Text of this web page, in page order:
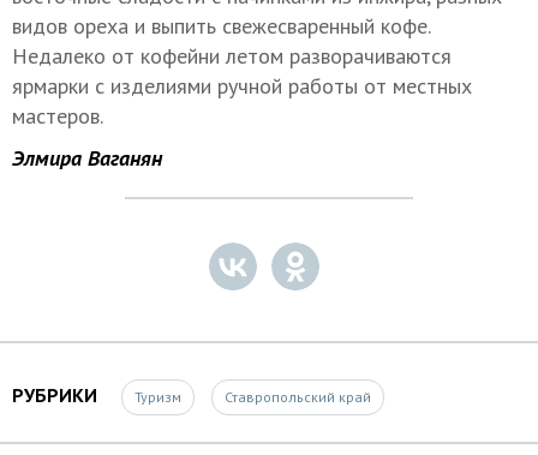
видов ореха и выпить свежесваренный кофе.
Недалеко от кофейни летом разворачиваются
ярмарки с изделиями ручной работы от местных
мастеров.
Элмира Ваганян
РУБРИКИ Туризм Ставропольский край